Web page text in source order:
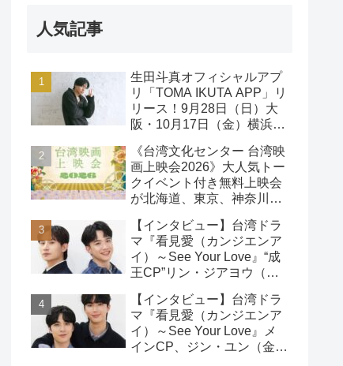
人気記事
生田斗真オフィシャルアプ
リ「TOMA IKUTA APP」リ
リース！9月28日（日）大
阪・10月17日（金）横浜に
ング開催！
《台湾文化センター 台湾映
画上映会2026》大人気トー
クイベント付き無料上映会
が北海道、東京、神奈川、
決定!
【インタビュー】台湾ドラ
マ『看見愛（カンジエンア
イ）～See Your Love』“成
王CP”リン・ジアヨウ（林
（林詠傑）インタビュー
【インタビュー】台湾ドラ
マ『看見愛（カンジエンア
イ）～See Your Love』メ
インCP、ジン・ユン（金